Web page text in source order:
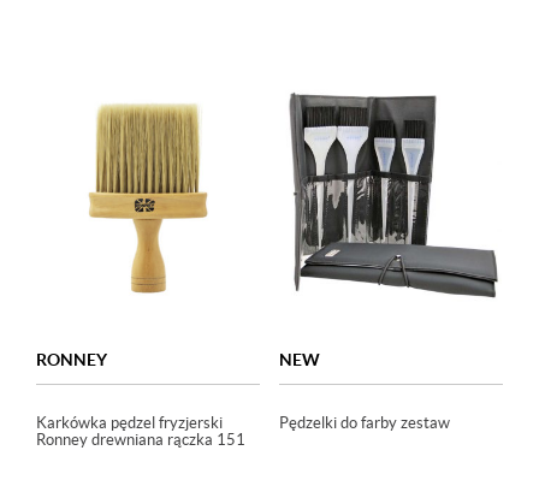
RONNEY
Karkówka pędzel fryzjerski
Ronney drewniana rączka 151
NEW
Pędzelki do farby zestaw